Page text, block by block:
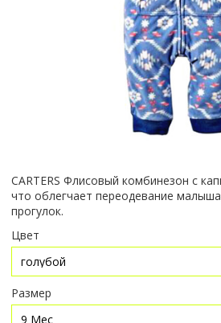
CARTERS Флисовый комбинезон с
что облегчает переодевание
прогулок.
Цвет
Размер